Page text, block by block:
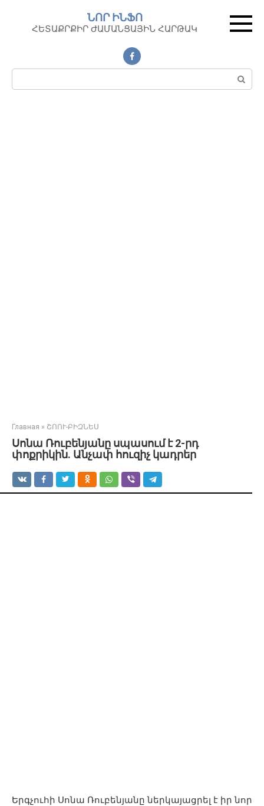
контенту
ՆՈՐ ԻՆՖՈ
ՀԵՏԱՔՐՔԻՐ ԺԱՄԱՆՑԱՅԻՆ ՀԱՐԹԱԿ
Поиск:
Главная » ՇՈՈՒ-ԲԻԶՆԵՍ
Սոնա Ռուբենյանը սպասում է 2-րդ
փոքրիկին. Անչափ հուզիչ կադրեր
Երգչուհի Սոնա Ռուբենյանը ներկայացրել է իր նոր